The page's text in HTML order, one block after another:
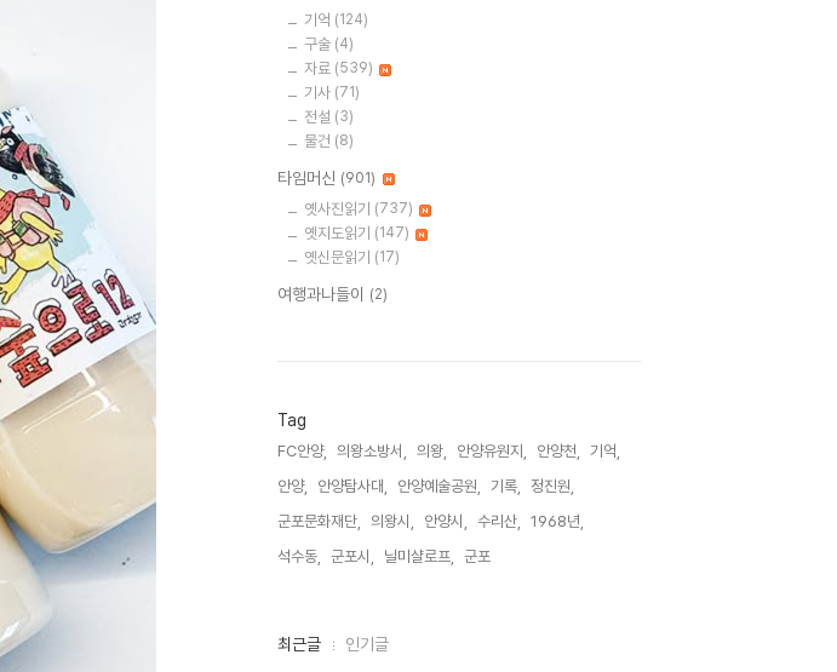
기억 (124)
구술 (4)
자료 (539)
기사 (71)
전설 (3)
물건 (8)
타임머신 (901)
옛사진읽기 (737)
옛지도읽기 (147)
옛신문읽기 (17)
여행과나들이 (2)
Tag
FC안양, 의왕소방서, 의왕, 안양유원지, 안양천,
기억,
안양,
안양탐사대, 안양예술공원, 기록,
정진원,
군포문화재단,
의왕시, 안양시, 수리산,
1968년,
석수동,
군포시, 닐미샬로프, 군포,
최
최근글 인기글